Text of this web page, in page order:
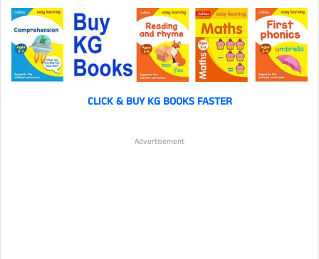
CLICK &BUY KG BOOKS FASTER
Advertisement